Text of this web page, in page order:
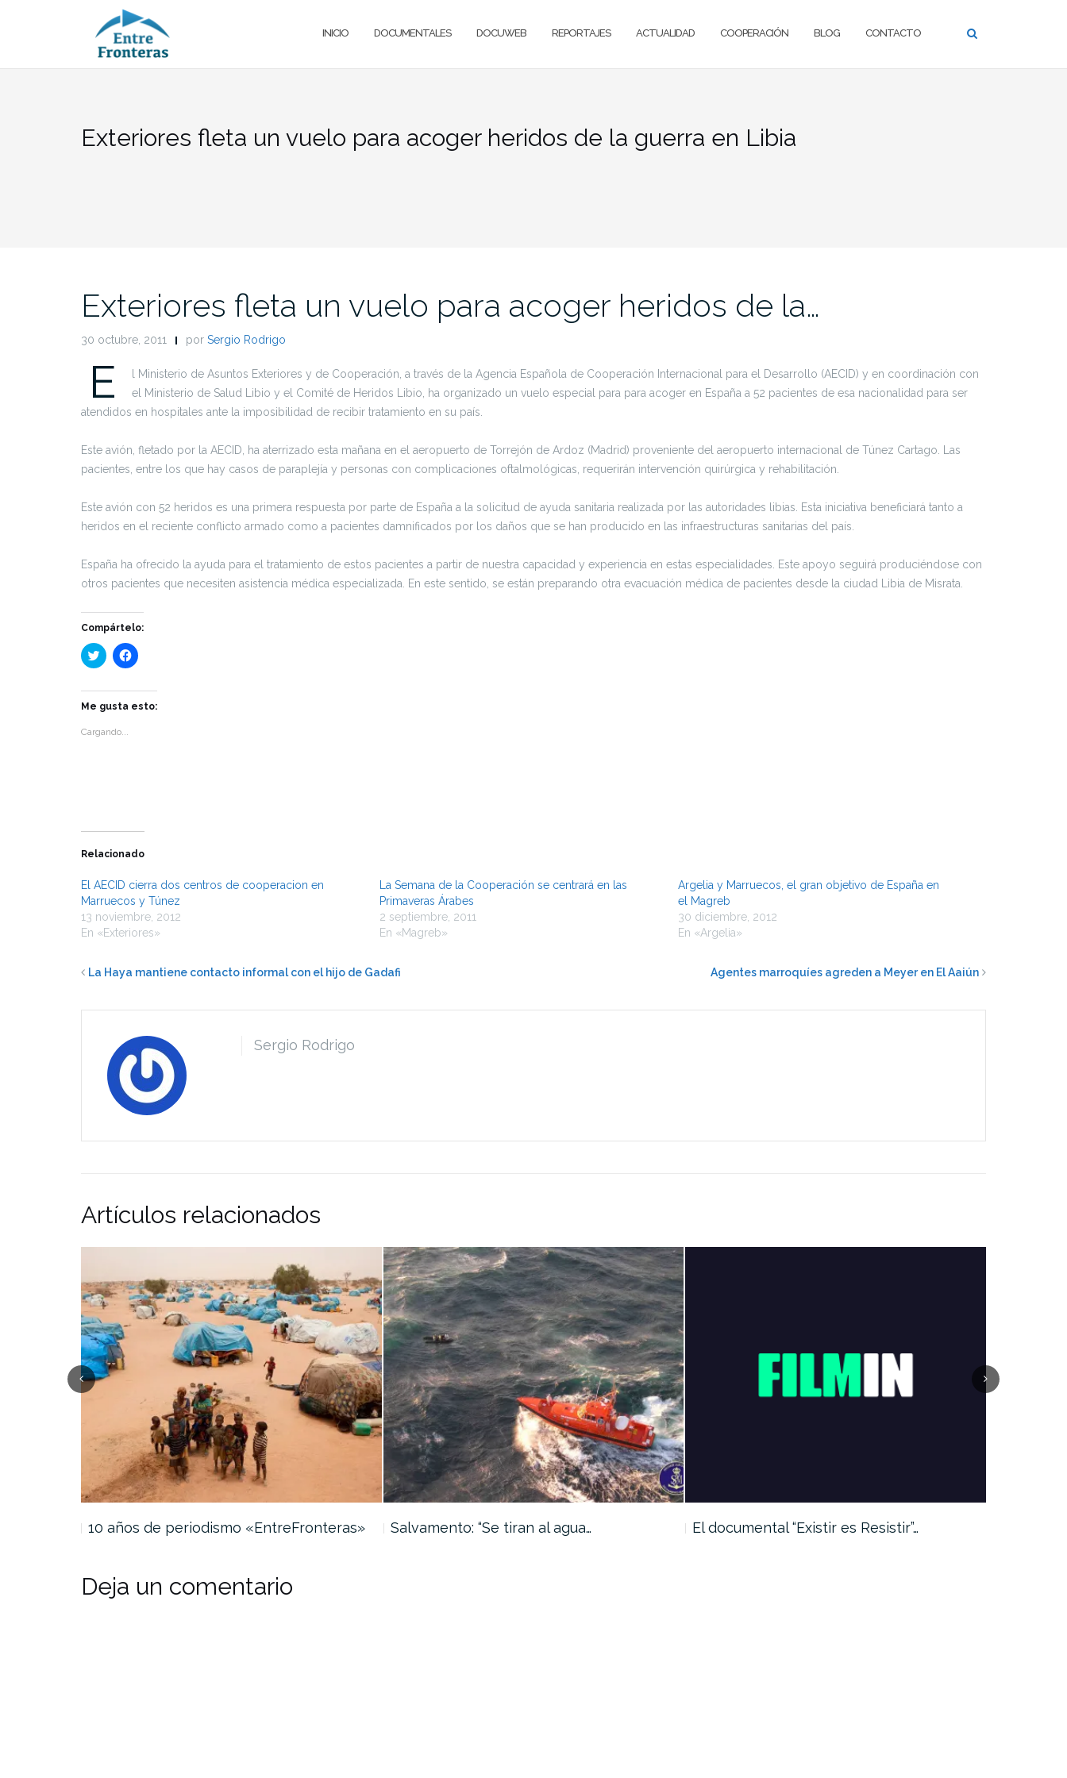
INICIO DOCUMENTALES DOCUWEB REPORTAJES ACTUALIDAD COOPERACIÓN BLOG CONTACTO
Exteriores fleta un vuelo para acoger heridos de la guerra en Libia
Exteriores fleta un vuelo para acoger heridos de la…
30 octubre, 2011 por Sergio Rodrigo
E
l Ministerio de Asuntos Exteriores y de Cooperación, a través de la Agencia Española de Cooperación Internacional para el Desarrollo (AECID) y en coordinación con
el Ministerio de Salud Libio y el Comité de Heridos Libio, ha organizado un vuelo especial para para acoger en España a 52 pacientes de esa nacionalidad para ser
atendidos en hospitales ante la imposibilidad de recibir tratamiento en su país.
Este avión, fletado por la AECID, ha aterrizado esta mañana en el aeropuerto de Torrejón de Ardoz (Madrid) proveniente del aeropuerto internacional de Túnez Cartago. Las
pacientes, entre los que hay casos de paraplejía y personas con complicaciones oftalmológicas, requerirán intervención quirúrgica y rehabilitación.
Este avión con 52 heridos es una primera respuesta por parte de España a la solicitud de ayuda sanitaria realizada por las autoridades libias. Esta iniciativa beneficiará tanto a
heridos en el reciente conflicto armado como a pacientes damnificados por los daños que se han producido en las infraestructuras sanitarias del país.
España ha ofrecido la ayuda para el tratamiento de estos pacientes a partir de nuestra capacidad y experiencia en estas especialidades. Este apoyo seguirá produciéndose con
otros pacientes que necesiten asistencia médica especializada. En este sentido, se están preparando otra evacuación médica de pacientes desde la ciudad Libia de Misrata.
Compártelo:
Haz
clic
en
Twitter
(Se
abre
en
Haz
clic
en
Facebook
Me gusta esto:
Cargando...
Relacionado
El AECID cierra dos centros de cooperacion en
Marruecos y Túnez
13 noviembre, 2012
En «Exteriores»
La Semana de la Cooperación se centrará en las
Primaveras Árabes
2 septiembre, 2011
En «Magreb»
Argelia y Marruecos, el gran objetivo de España en
el Magreb
30 diciembre, 2012
En «Argelia»
La Haya mantiene contacto informal con el hijo de Gadafi Agentes marroquíes agreden a Meyer en El Aaiún
Sergio Rodrigo
Artículos relacionados
10 años de periodismo «EntreFronteras» Salvamento: “Se tiran al agua… El documental “Existir es Resistir”…
Deja un comentario